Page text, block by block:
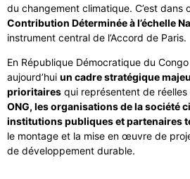
du changement climatique. C’est dans
Contribution Déterminée à l’échelle
instrument central de l’Accord de Paris.
En République Démocratique du
aujourd’hui un cadre stratégique
prioritaires qui représentent de réelles
ONG, les organisations de la société
institutions publiques et partenaires
le montage et la mise en œuvre de
de développement durable.